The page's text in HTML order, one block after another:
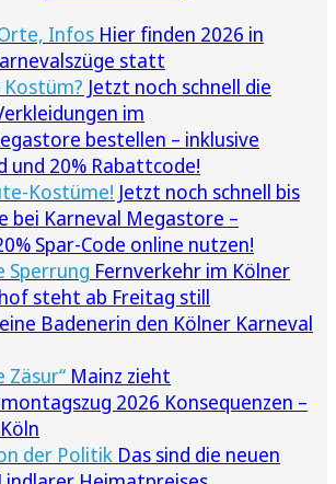
Infos Hier finden 2026 in
statt
Kostüm? Jetzt noch schnell die
im
bestellen – inklusive
und 20% Rabattcode!
Kostüme! Jetzt noch schnell bis
bei Karneval Megastore –
Spar-Code online nutzen!
Sperrung Fernverkehr im Kölner
steht ab Freitag still
Badenerin den Kölner Karneval
Zäsur“ Mainz zieht
2026 Konsequenzen –
der Politik Das sind die neuen